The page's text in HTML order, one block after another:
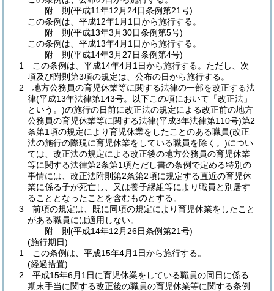
附 則(平成11年12月24日条例第21号)
この条例は、平成12年1月1日から施行する。
附 則(平成13年3月30日条例第5号)
この条例は、平成13年4月1日から施行する。
附 則(平成14年3月27日条例第4号)
1
この条例は、平成14年4月1日から施行する。 ただし、次
項及び附則第3項の規定は、公布の日から施行する。
2
地方公務員の育児休業等に関する法律の一部を改正する法
律(平成13年法律第143号。以下この項において「改正法」
という。)の施行の日前に改正法の規定による改正前の地方
公務員の育児休業等に関する法律(平成3年法律第110号)第2
条第1項の規定により育児休業をしたことのある職員(改正
法の施行の際現に育児休業をしている職員を除く。)につい
ては、改正法の規定による改正後の地方公務員の育児休業
等に関する法律第2条第1項ただし書の条例で定める特別の
事情には、改正法附則第2条第2項に規定する直近の育児休
業に係る子が死亡し、又は養子縁組等により職員と別居す
ることとなったことを含むものとする。
3
前項の規定は、既に同項の規定により育児休業をしたこと
がある職員には適用しない。
附 則(平成14年12月26日条例第21号)
(施行期日)
1
この条例は、平成15年4月1日から施行する。
(経過措置)
2
平成15年6月1日に育児休業をしている職員の同日に係る
期末手当に関する改正後の職員の育児休業等に関する条例